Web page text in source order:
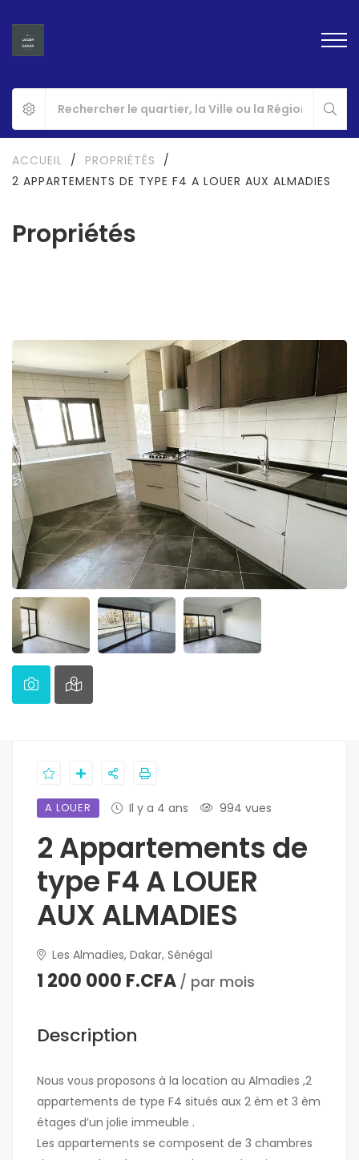
Propriétés
ACCUEIL / PROPRIÉTÉS
/
2 APPARTEMENTS DE TYPE F4 A LOUER AUX ALMADIES
A LOUER Il y a 4 ans 994 vues
2 Appartements de
type F4 A LOUER
AUX ALMADIES
Les Almadies, Dakar, Sénégal
1 200 000 F.CFA / par mois
Description
Nous vous proposons à la location au Almadies ,2
appartements de type F4 situés aux 2 èm et 3 èm
étages d’un jolie immeuble .
Les appartements se composent de 3 chambres